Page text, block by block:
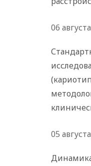
06
05